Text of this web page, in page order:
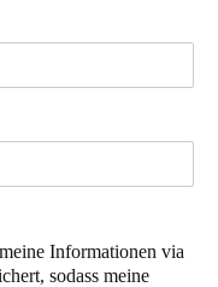
Informationen via
sodass meine